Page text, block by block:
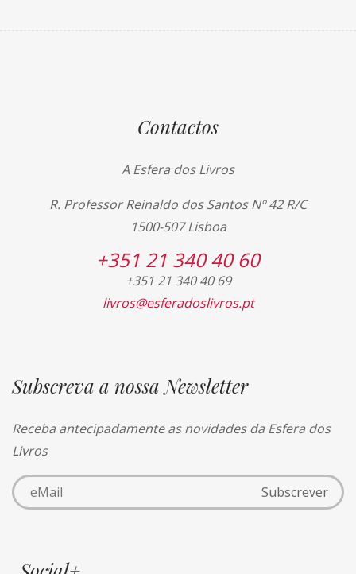
Contactos
A Esfera dos Livros
R. Professor Reinaldo dos Santos Nº 42 R/C
1500-507 Lisboa
+351 21 340 40 60
+351 21 340 40 69
livros@esferadoslivros.pt
Subscreva a nossa Newsletter
Receba antecipadamente as novidades da Esfera dos
Livros